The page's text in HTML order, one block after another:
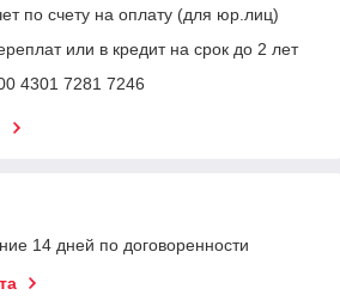
по счету на оплату (для юр.лиц)
или в кредит на срок до 2 лет
4301 7281 7246
14 дней по договоренности